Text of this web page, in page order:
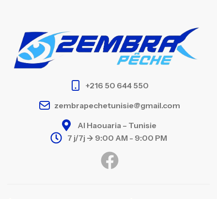
+216 50 644 550
zembrapechetunisie@gmail.com
Al Haouaria – Tunisie
7 j/7j -> 9:00 AM - 9:00 PM